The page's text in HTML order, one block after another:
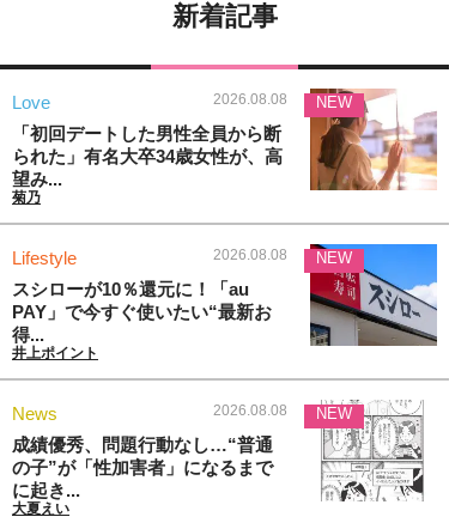
新着記事
Love 2026.08.08
「初回デートした男性全員から断
られた」有名大卒34歳女性が、高
望み...
菊乃
NEW
Lifestyle 2026.08.08
スシローが10％還元に！「au
PAY」で今すぐ使いたい“最新お
得...
井上ポイント
NEW
News 2026.08.08
成績優秀、問題行動なし…“普通
の子”が「性加害者」になるまで
に起き...
大夏えい
NEW